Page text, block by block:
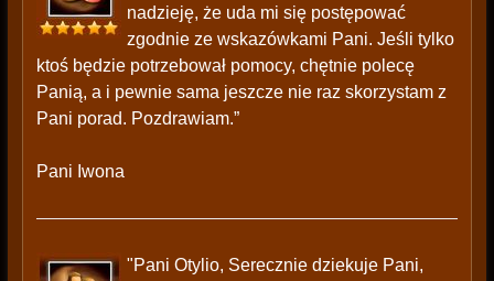
nadzieję, że uda mi się postępować
zgodnie ze wskazówkami Pani. Jeśli tylko
ktoś będzie potrzebował pomocy, chętnie polecę
Panią, a i pewnie sama jeszcze nie raz skorzystam z
Pani porad. Pozdrawiam.”
Pani Iwona
"Pani Otylio, Serecznie dziekuje Pani,